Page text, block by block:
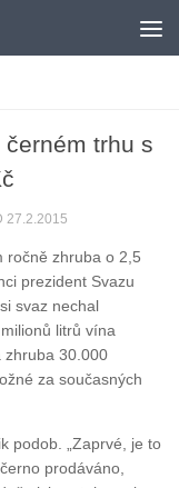
trhu s
27.2.2015
ročně zhruba o 2,5
prezident Svazu
svaz nechal
litrů vína
zhruba 30.000
za současných
podob. „Zaprvé, je to
prodáváno,